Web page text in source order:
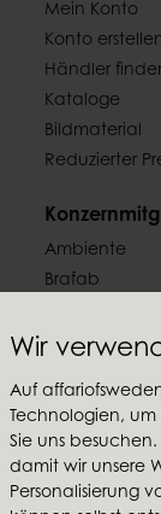
Wir
Auf
Technologien,
Sie uns
damit wir unsere
Personalisierung
Mein Konto
Konto
Händler
Kataloge
Bildmaterial
Reduzierter
Ambiente
Brafab
Furninova
Folgen Sie